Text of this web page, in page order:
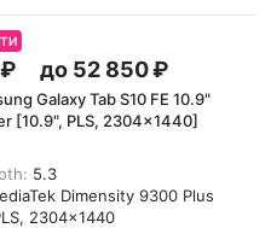
до 52 850 ₽
Galaxy Tab S10 FE 10.9"
[10.9", PLS, 2304x1440]
5.3
Dimensity 9300 Plus
2304x1440